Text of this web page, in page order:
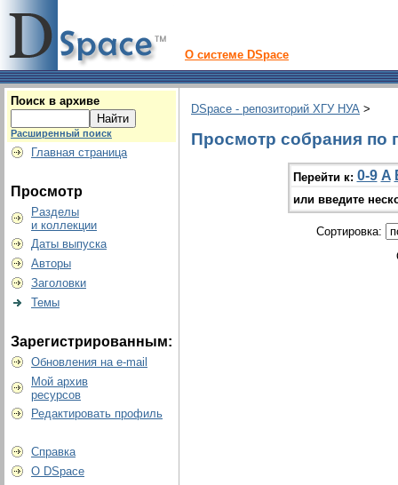
О системе DSpace
Поиск в архиве
Расширенный поиск
Главная страница
Просмотр
Разделы
и коллекции
Даты выпуска
Авторы
Заголовки
Темы
Зарегистрированным:
Обновления на e-mail
Мой архив
ресурсов
Редактировать профиль
Справка
О DSpace
DSpace - репозиторий ХГУ НУА >
Просмотр собрания по
Перейти к: 0-9 A
или введите
Сортировка: